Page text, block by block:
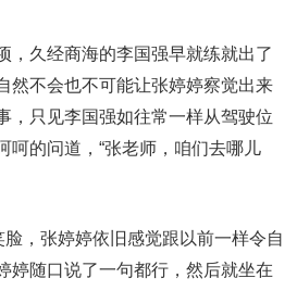
，久经商海的李国强早就练就出了
然不会也不可能让张婷婷察觉出来
，只见李国强如往常一样从驾驶位
呵的问道，“张老师，咱们去哪儿
脸，张婷婷依旧感觉跟以前一样令自
婷随口说了一句都行，然后就坐在